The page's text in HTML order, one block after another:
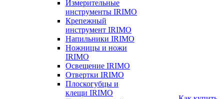
Измерительные
инструменты IRIMO
Крепежный
инструмент IRIMO
Напильники IRIMO
Ножницы и ножи
IRIMO
Освещение IRIMO
Отвертки IRIMO
Плоскогубцы и
клещи IRIMO